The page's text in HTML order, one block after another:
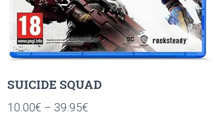
SUICIDE SQUAD
10.00€ – 39.95€